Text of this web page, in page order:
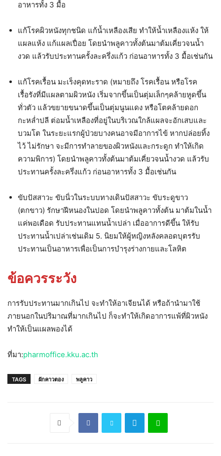
อาหารทั้ง 3 มื้อ
แก้โรคผิวหนังทุกชนิด แก้น้ำเหลืองเสีย ทำให้น้ำเหลืองแห้ง ให้
แผลแห้ง แก้แผลเปื่อย โดยนำพลูคาวทั้งต้นมาต้มเคี่ยวจนน้ำ
งวด แล้วรับประทานครั้งละครึ่งแก้ว ก่อนอาหารทั้ง 3 มื้อเช่นกัน
แก้โรคเรื้อน มะเร็งคุดทะราด (หมายถึง โรคเรื้อน หรือโรค
เรื้อรังที่มีแผลตามผิวหนัง เริ่มจากขึ้นเป็นตุ่มเล็กๆคล้ายหูดขึ้น
ทั่วตัว แล้วขยายขนาดขึ้นเป็นตุ่มนูนแดง หรือโตคล้ายดอก
กะหล่ำปลี ต่อมน้ำเหลืองที่อยู่ในบริเวณใกล้แผลจะอักเสบและ
บวมโต ในระยะแรกผู้ป่วยบางคนอาจมีอาการไข้ หากปล่อยทิ้ง
ไว้ ไม่รักษา จะมีการทำลายของผิวหนังและกระดูก ทำให้เกิด
ความพิการ) โดยนำพลูคาวทั้งต้นมาต้มเคี่ยวจนน้ำงวด แล้วรับ
ประทานครั้งละครึ่งแก้ว ก่อนอาหารทั้ง 3 มื้อเช่นกัน
ขับปัสสาวะ ขับนิ่วในระบบทางเดินปัสสาวะ ขับระดูขาว
(ตกขาว) รักษาฝีหนองในปอด โดยนำพลูคาวทั้งต้น มาต้มในน้ำ
แค่พอเดือด รับประทานแทนน้ำเปล่า เมื่ออาการดีขึ้น ให้รับ
ประทานน้ำเปล่าเช่นเดิม 5. นิยมให้ผู้หญิงหลังคลอดบุตรรับ
ประทานเป็นอาหารเพื่อเป็นการบำรุงร่างกายและโลหิต
ข้อควรระวัง
การรับประทานมากเกินไป จะทำให้อาเจียนได้ หรือถ้านำมาใช้
ภายนอกในปริมาณที่มากเกินไป ก็จะทำให้เกิดอาการแพ้ที่ผิวหนัง
ทำให้เป็นแผลพองได้
ที่มา:pharmoffice.kku.ac.th
TAGS ผักคาวตอง พลูคาว